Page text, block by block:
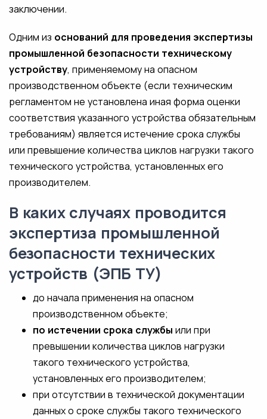
заключении.
Одним из оснований для проведения экспертизы
промышленной безопасности техническому
устройству, применяемому на опасном
производственном объекте (если техническим
регламентом не установлена иная форма оценки
соответствия указанного устройства обязательным
требованиям) является истечение срока службы
или превышение количества циклов нагрузки такого
технического устройства, установленных его
производителем.
В каких случаях проводится
экспертиза промышленной
безопасности технических
устройств (ЭПБ ТУ)
до начала применения на опасном
производственном объекте;
по истечении срока службы или при
превышении количества циклов нагрузки
такого технического устройства,
установленных его производителем;
при отсутствии в технической документации
данных о сроке службы такого технического